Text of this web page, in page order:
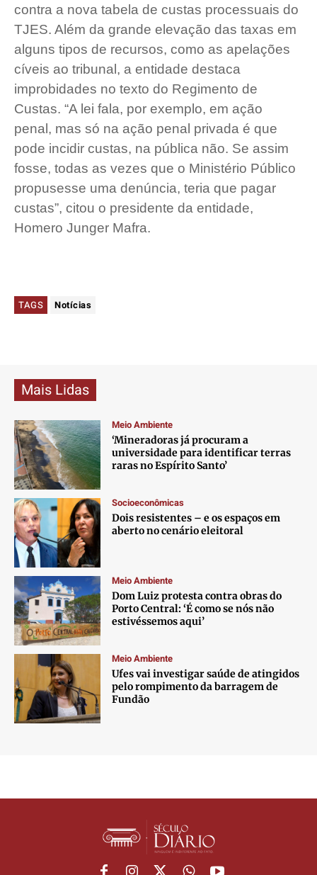
contra a nova tabela de custas processuais do
TJES. Além da grande elevação das taxas em
alguns tipos de recursos, como as apelações
cíveis ao tribunal, a entidade destaca
improbidades no texto do Regimento de
Custas. “A lei fala, por exemplo, em ação
penal, mas só na ação penal privada é que
pode incidir custas, na pública não. Se assim
fosse, todas as vezes que o Ministério Público
propusesse uma denúncia, teria que pagar
custas”, citou o presidente da entidade,
Homero Junger Mafra.
TAGS Notícias
Mais Lidas
Meio Ambiente
‘Mineradoras já procuram a
universidade para identificar terras
raras no Espírito Santo’
Socioeconômicas
Dois resistentes – e os espaços em
aberto no cenário eleitoral
Meio Ambiente
Dom Luiz protesta contra obras do
Porto Central: ‘É como se nós não
estivéssemos aqui’
Meio Ambiente
Ufes vai investigar saúde de atingidos
pelo rompimento da barragem de
Fundão